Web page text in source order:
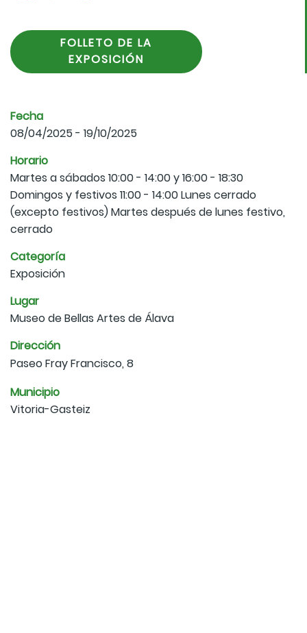
FOLLETO DE LA
EXPOSICIÓN
Fecha
08/04/2025 - 19/10/2025
Horario
Martes a sábados 10:00 - 14:00 y 16:00 - 18:30
Domingos y festivos 11:00 - 14:00 Lunes cerrado
(excepto festivos) Martes después de lunes festivo,
cerrado
Categoría
Exposición
Lugar
Museo de Bellas Artes de Álava
Dirección
Paseo Fray Francisco, 8
Municipio
Vitoria-Gasteiz